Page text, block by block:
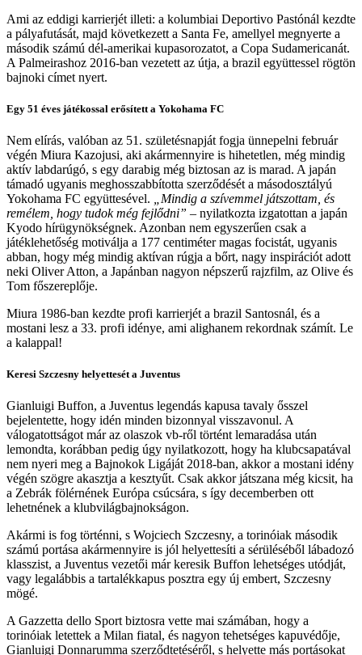
Ami az eddigi karrierjét illeti: a kolumbiai Deportivo Pastónál kezdte
a pályafutását, majd következett a Santa Fe, amellyel megnyerte a
második számú dél-amerikai kupasorozatot, a Copa Sudamericanát.
A Palmeirashoz 2016-ban vezetett az útja, a brazil együttessel rögtön
bajnoki címet nyert.
Egy 51 éves játékossal erősített a Yokohama FC
Nem elírás, valóban az 51. születésnapját fogja ünnepelni február
végén Miura Kazojusi, aki akármennyire is hihetetlen, még mindig
aktív labdarúgó, s egy darabig még biztosan az is marad. A japán
támadó ugyanis meghosszabbította szerződését a másodosztályú
Yokohama FC együttesével.
„Mindig a szívemmel játszottam, és
remélem, hogy tudok még fejlődni” – nyilatkozta izgatottan a japán
Kyodo hírügynökségnek. Azonban nem egyszerűen csak a
játéklehetőség motiválja a 177 centiméter magas focistát, ugyanis
abban, hogy még mindig aktívan rúgja a bőrt, nagy inspirációt adott
neki Oliver Atton, a Japánban nagyon népszerű rajzfilm, az Olive és
Tom főszereplője.
Miura 1986-ban kezdte profi karrierjét a brazil Santosnál, és a
mostani lesz a 33. profi idénye, ami alighanem rekordnak számít. Le
a kalappal!
Keresi Szczesny helyettesét a Juventus
Gianluigi Buffon, a Juventus legendás kapusa tavaly ősszel
bejelentette, hogy idén minden bizonnyal visszavonul. A
válogatottságot már az olaszok vb-ről történt lemaradása után
lemondta, korábban pedig úgy nyilatkozott, hogy ha klubcsapatával
nem nyeri meg a Bajnokok Ligáját 2018-ban, akkor a mostani idény
végén szögre akasztja a kesztyűt. Csak akkor játszana még kicsit, ha
a Zebrák fölérnének Európa csúcsára, s így decemberben ott
lehetnének a klubvilágbajnokságon.
Akármi is fog történni, s Wojciech Szczesny, a torinóiak második
számú portása akármennyire is jól helyettesíti a sérüléséből lábadozó
klasszist, a Juventus vezetői már keresik Buffon lehetséges utódját,
vagy legalábbis a tartalékkapus posztra egy új embert, Szczesny
mögé.
A Gazzetta dello Sport biztosra vette mai számában, hogy a
torinóiak letettek a Milan fiatal, és nagyon tehetséges kapuvédője,
Gianluigi Donnarumma szerződtetéséről, s helyette más portásokat